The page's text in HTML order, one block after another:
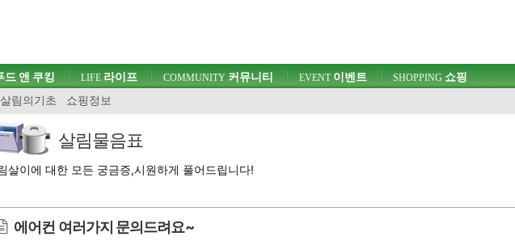
살림의기초 쇼핑정보
드 앤 쿠킹 LIFE 라이프 COMMUNITY 커뮤니티 EVENT이벤트 SHOPPING 쇼핑
살림물음표
살이에 대한 모든 궁금증,시원하게 풀어드립니다!
에어컨 여러가지 문의드려요~